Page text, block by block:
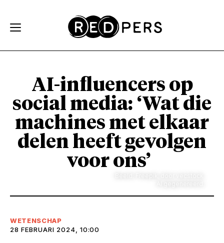
AI-influencers op
social media: ‘Wat die
machines met elkaar
delen heeft gevolgen
voor ons’
WETENSCHAP
28 FEBRUARI 2024, 10:00